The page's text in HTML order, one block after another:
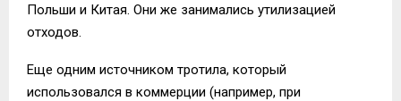
Польши и Китая. Они же занимались утилизацией
отходов.
Еще одним источником тротила, который
использовался в коммерции (например, при